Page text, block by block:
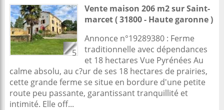
5
Vente maison 206 m2surSaint-
marcet( 31800 - Haute garonne )
Annonce n°19289380 : Ferme
traditionnelle avec dépendances
et 18 hectares Vue Pyrénées Au
calme absolu, au c?ur de ses 18 hectares de prairies,
cette grande ferme se situe en bordure d'une petite
route peu passante, garantissant tranquillité et
intimité. Elle off...